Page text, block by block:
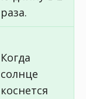
раза.
Когда
солнце
коснется